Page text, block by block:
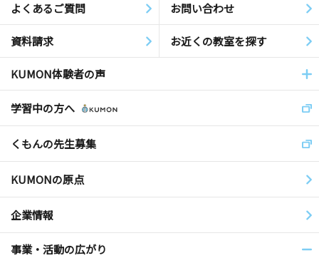
よくあるご質問 お問い合わせ
資料請求 お近くの教室を探す
KUMON体験者の声
学習中の方へ
くもんの先生募集
KUMONの原点
企業情報
事業・活動の広がり